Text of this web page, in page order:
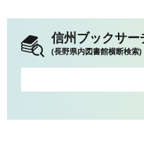
信州ブックサー
(長野県内図書館横断検索)